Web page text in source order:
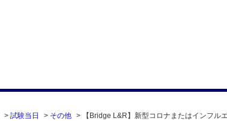
> 試験当日 > その他 >
【Bridge L&R】新型コロナまたはインフル